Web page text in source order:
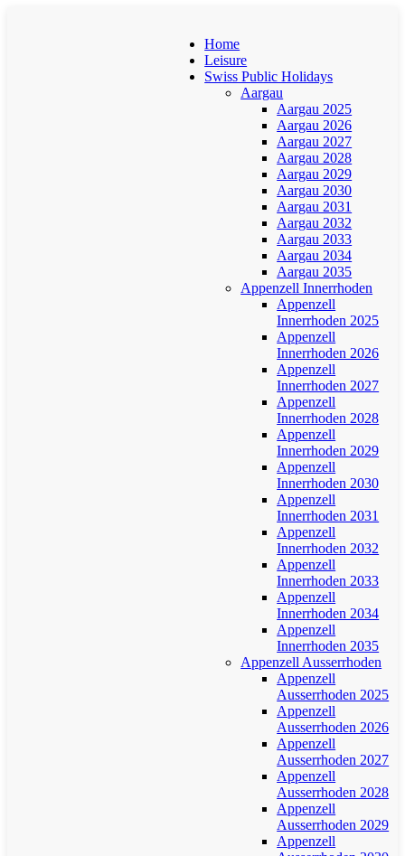
Home
Leisure
Swiss Public Holidays
Aargau
Aargau 2025
Aargau 2026
Aargau 2027
Aargau 2028
Aargau 2029
Aargau 2030
Aargau 2031
Aargau 2032
Aargau 2033
Aargau 2034
Aargau 2035
Appenzell Innerrhoden
Appenzell
Innerrhoden 2025
Appenzell
Innerrhoden 2026
Appenzell
Innerrhoden 2027
Appenzell
Innerrhoden 2028
Appenzell
Innerrhoden 2029
Appenzell
Innerrhoden 2030
Appenzell
Innerrhoden 2031
Appenzell
Innerrhoden 2032
Appenzell
Innerrhoden 2033
Appenzell
Innerrhoden 2034
Appenzell
Innerrhoden 2035
Appenzell Ausserrhoden
Appenzell
Ausserrhoden 2025
Appenzell
Ausserrhoden 2026
Appenzell
Ausserrhoden 2027
Appenzell
Ausserrhoden 2028
Appenzell
Ausserrhoden 2029
Appenzell